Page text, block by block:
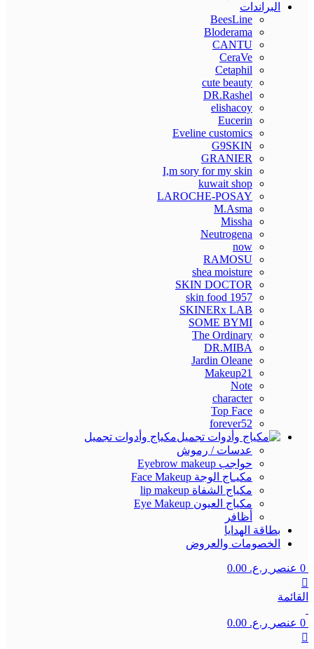
البراندات
BeesLine
Bloderama
CANTU
CeraVe
Cetaphil
cute beauty
DR.Rashel
elishacoy
Eucerin
Eveline customics
G9SKIN
GRANIER
I,m sory for my skin
kuwait shop
LAROCHE-POSAY
M.Asma
Missha
Neutrogena
now
RAMOSU
shea moisture
SKIN DOCTOR
skin food 1957
SKINERx LAB
SOME BYMI
The Ordinary
DR.MIBA
Jardin Oleane
Makeup21
Note
character
Top Face
forever52
مكياج وأدوات تجميل
عدسات / رموش
حواجب Eyebrow makeup
مكيـاج الوجة Face Makeup
مكياج الشفاة lip makeup
مكياج العيون Eye Makeup
أظافر
بطاقة الهدايا
الخصومات والعروض
0 عنصر ر.ع.
القائمة
0 عنصر ر.ع.